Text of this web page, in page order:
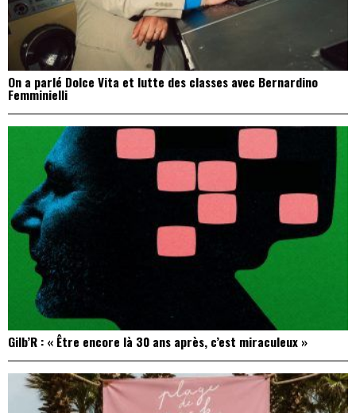
On a parlé Dolce Vita et lutte des classes avec Bernardino
Femminielli
Gilb’R : « Être encore là 30 ans après, c’est miraculeux »